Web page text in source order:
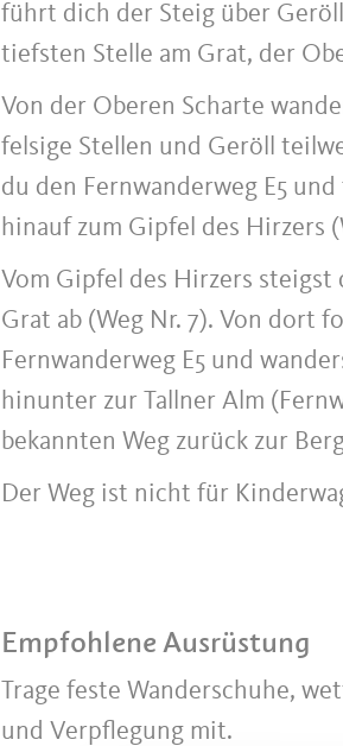
führt dich der Steig über
tiefsten Stelle am Grat, der
Von der Oberen Scharte
felsige Stellen und Geröll
du den Fernwanderweg E5
hinauf zum Gipfel des Hirzers
Vom Gipfel des Hirzers steigst
Grat ab (Weg Nr. 7). Von dort
Fernwanderweg E5 und
hinunter zur Tallner Alm
bekannten Weg zurück zur
Der Weg ist nicht für
Empfohlene Ausrüstung
Trage feste Wanderschuhe,
und Verpflegung mit.